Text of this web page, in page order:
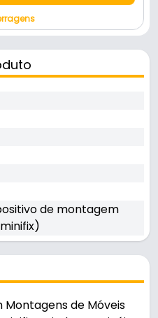
de montagem
Montagens de Móveis